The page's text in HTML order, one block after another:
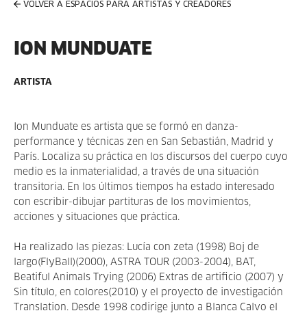
VOLVER A ESPACIOS PARA ARTISTAS Y CREADORES
ION MUNDUATE
ARTISTA
Ion Munduate es artista que se formó en danza-
performance y técnicas zen en San Sebastián, Madrid y
París. Localiza su práctica en los discursos del cuerpo cuyo
medio es la inmaterialidad, a través de una situación
transitoria. En los últimos tiempos ha estado interesado
con escribir-dibujar partituras de los movimientos,
acciones y situaciones que práctica.
Ha realizado las piezas: Lucía con zeta (1998) Boj de
largo(FlyBall)(2000), ASTRA TOUR (2003-2004), BAT,
Beatiful Animals Trying (2006) Extras de artificio (2007) y
Sin título, en colores(2010) y el proyecto de investigación
Translation. Desde 1998 codirige junto a Blanca Calvo el